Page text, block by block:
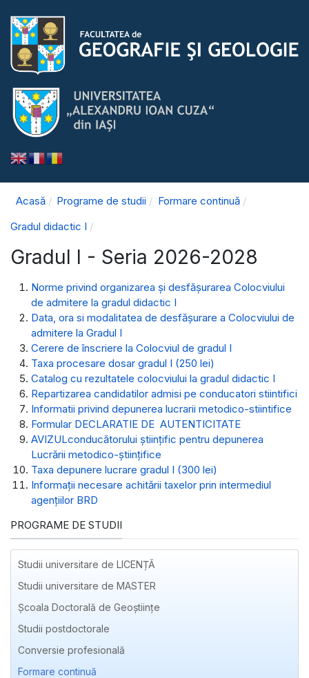
Acasă Programe de studii
Formare continuă
Gradul didactic I
Gradul I - Seria 2026-2028
Norme privind organizarea şi desfăşurarea Colocviului
de admitere la gradul didactic I
Data, ora si modalitatea de desfăşurare a Colocviului de
admitere la Gradul I
Cerere de înscriere la Colocviul de gradul I
Taxa procesare dosar gradul I (250 lei)
Catalog cu rezultatele colocviului la gradul didactic I
Repartizarea candidatilor admisi pe conducatori stiintifici
Informatii privind depunerea lucrarii metodico-stiintifice
Formular DECLARATIE DE AUTENTICITATE
AVIZULconducătorului ştiinţific pentru depunerea
Lucrării metodico-ştiinţifice
Taxa depunere lucrare gradul I (300 lei)
Informaţii necesare achitării taxelor prin intermediul
agenţiilor BRD
PROGRAME DE STUDII
Studii universitare de LICENȚĂ
Studii universitare de MASTER
Școala Doctorală de Geoștiințe
Studii postdoctorale
Conversie profesională
Formare continuă